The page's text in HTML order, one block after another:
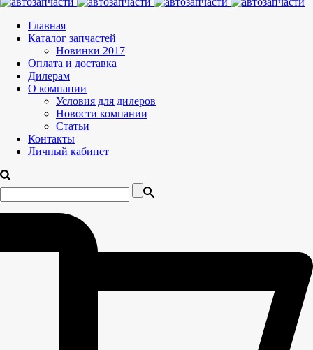
Главная
Каталог запчастей
Новинки 2017
Оплата и доставка
Дилерам
О компании
Условия для дилеров
Новости компании
Статьи
Контакты
Личный кабинет